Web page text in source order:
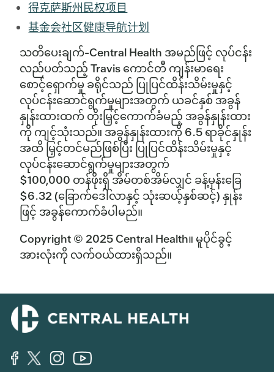
得克萨斯州民权项目
基金会社区健康导航计划
သတိပေးချက်-Central Health အမည်ဖြင့် လုပ်ငန်း
လည်ပတ်သည့် Travis ကောင်တီ ကျန်းမာရေး
စောင့်ရှောက်မှု ခရိုင်သည် ပြုပြင်ထိန်းသိမ်းမှုနှင့်
လုပ်ငန်းဆောင်ရွက်မှုများအတွက် ယခင်နှစ် အခွန်
နှုန်းထားထက် တိုးမြှင့်ကောက်ခံမည့် အခွန်နှုန်းထား
ကို ကျင့်သုံးသည်။ အခွန်နှုန်းထားကို 6.5 ရာခိုင်နှုန်း
အထိ မြှင့်တင်မည်ဖြစ်ပြီး ပြုပြင်ထိန်းသိမ်းမှုနှင့်
လုပ်ငန်းဆောင်ရွက်မှုများအတွက်
$100,000 တန်ဖိုးရှိ အိမ်တစ်အိမ်လျှင် ခန့်မှန်းခြေ
$6.32 (ခြောက်ဒေါ်လာနှင့် သုံးဆယ့်နှစ်ဆင့်) နှုန်း
ဖြင့် အခွန်ကောက်ခံပါမည်။
Copyright © 2025 Central Health။ မူပိုင်ခွင့်
အားလုံးကို လက်ဝယ်ထားရှိသည်။